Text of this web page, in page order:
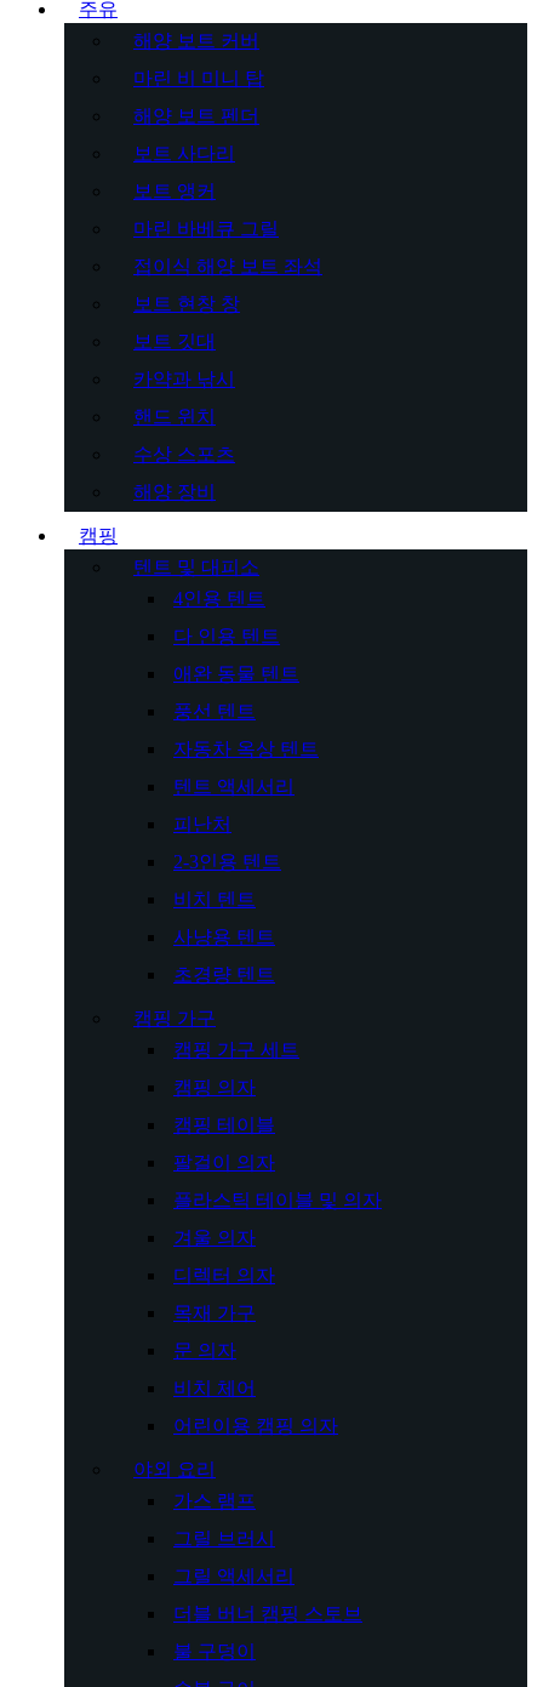
주유
해양 보트 커버
마린 비 미니 탑
해양 보트 펜더
보트 사다리
보트 앵커
마린 바베큐 그릴
접이식 해양 보트 좌석
보트 현창 창
보트 깃대
카약과 낚시
핸드 윈치
수상 스포츠
해양 장비
캠핑
텐트 및 대피소
4인용 텐트
다 인용 텐트
애완 동물 텐트
풍선 텐트
자동차 옥상 텐트
텐트 액세서리
피난처
2-3인용 텐트
비치 텐트
사냥용 텐트
초경량 텐트
캠핑 가구
캠핑 가구 세트
캠핑 의자
캠핑 테이블
팔걸이 의자
플라스틱 테이블 및 의자
겨울 의자
디렉터 의자
목재 가구
문 의자
비치 체어
어린이용 캠핑 의자
야외 요리
가스 램프
그릴 브러시
그릴 액세서리
더블 버너 캠핑 스토브
불 구덩이